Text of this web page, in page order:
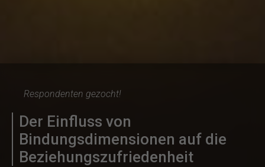
Respondenten gezocht!
Der Einfluss von
Bindungsdimensionen auf die
Beziehungszufriedenheit